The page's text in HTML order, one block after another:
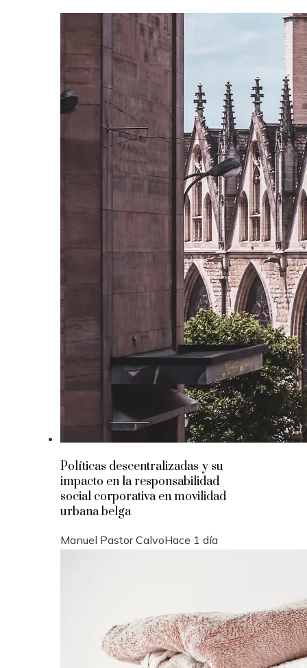
Políticas descentralizadas y su
impacto en la responsabilidad
social corporativa en movilidad
urbana belga
Manuel Pastor CalvoHace 1 día